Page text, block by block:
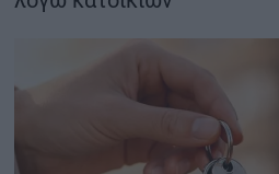
ΨΗΦΙΑΚΟΣ ΚΟΣΜΟΣ
ΟΙΚΟΝΟΜΙΑ -